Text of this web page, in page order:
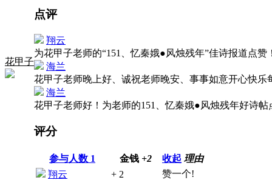
花甲子
点评
翔云
为花甲子老师的“151、忆秦娥●风烛残年”佳诗报道点
海兰
花甲子老师晚上好、诚祝老师晚安、事事如意开心快
海兰
花甲子老师好！为老师的151、忆秦娥●风烛残年好诗
评分
参与人数 1 金钱 +2 收起 理由
翔云
+ 2 赞一个!